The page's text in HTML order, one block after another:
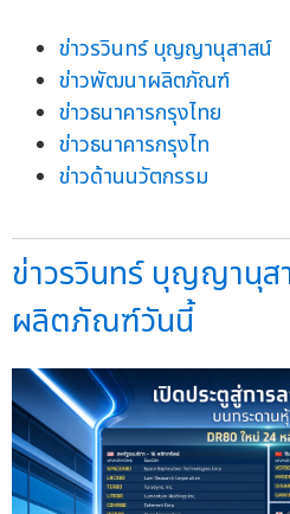
ข่าวรวินทร์ บุญญานุสาสน์
ข่าวพัฒนาผลิตภัณฑ์
ข่าวธนาคารกรุงไทย
ข่าวธนาคารกรุงไท
ข่าวด้านนวัตกรรม
ข่าวรวินทร์ บุญญานุ
ผลิตภัณฑ์วันนี้